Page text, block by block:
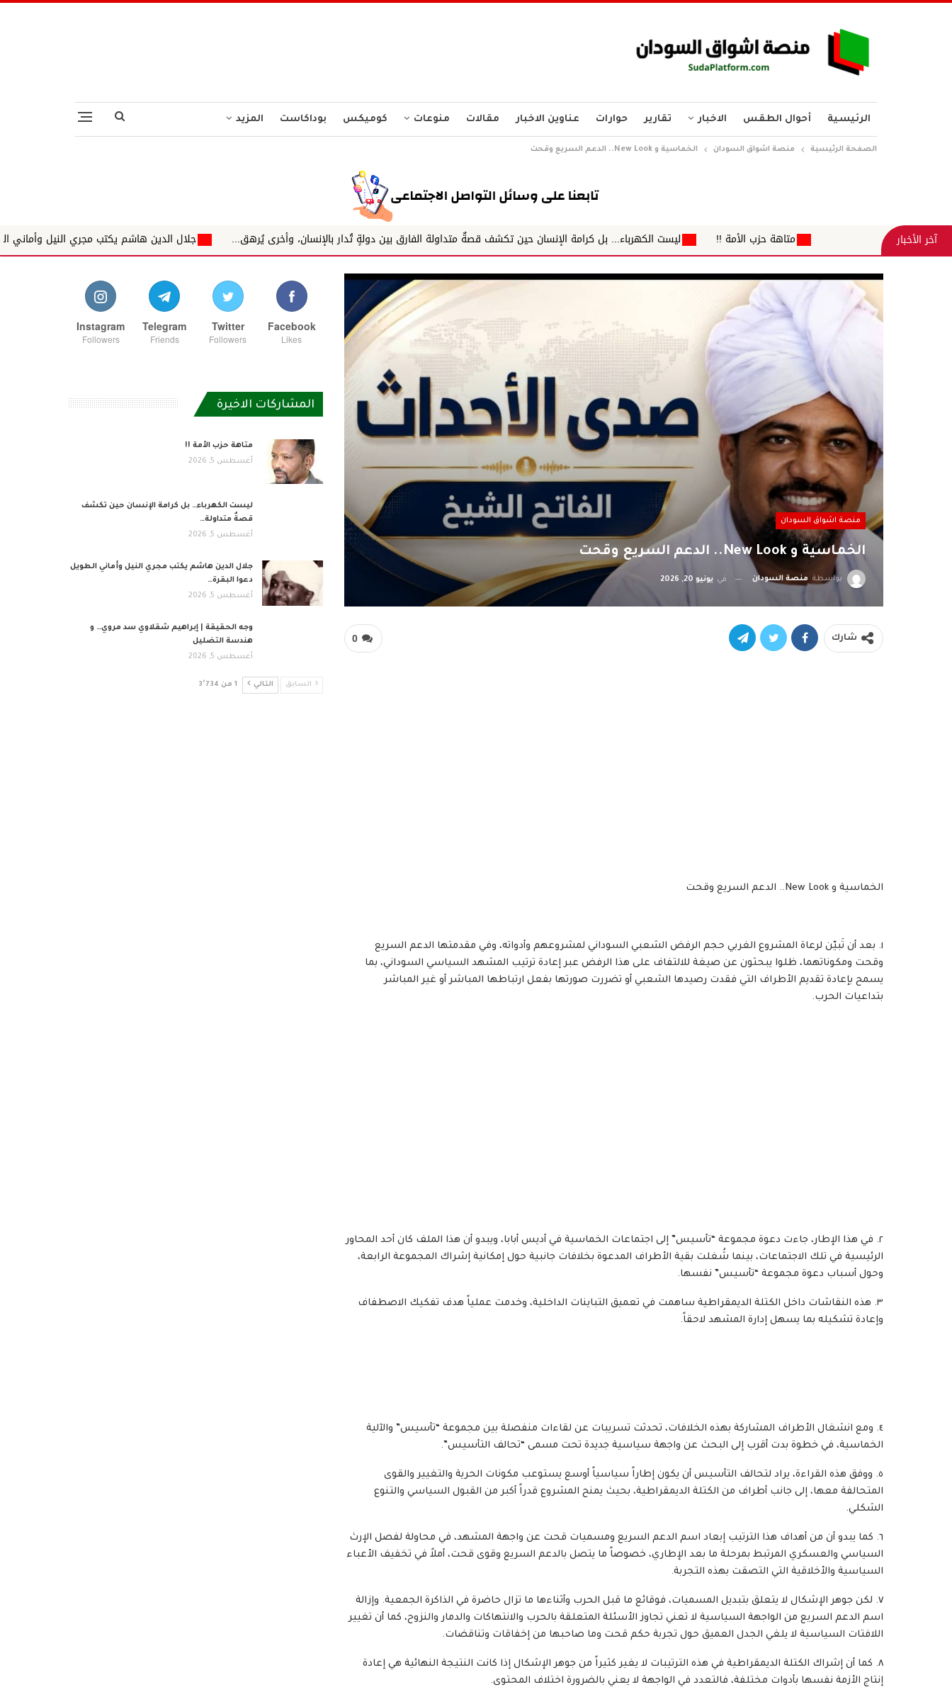
الرئيسية أحوال الطقس الاخبار تقارير حوارات عناوين الاخبار مقالات منوعات كوميكس بوداكاست المزيد
الصفحة الرئيسية منصة اشواق السودان الخماسية و New Look.. الدعم السريع وقحت
آخر الأخبارمتاهة حزب الأمة !! ليست الكهرباء... بل كرامة الإنسان حين تكشف قصةٌ متداولة الفارق بين دولةٍ تُدار بالإنسان، وأخرى يُرهق... جلال الدين هاشم يكتب مجري النيل وأماني الطويل دعوا البقرة تحيا
منصة اشواق السودان
الخماسية و New Look.. الدعم السريع وقحت
بواسطة منصة السودان في يونيو 20, 2026
0 شارك
الخماسية و New Look.. الدعم السريع وقحت
١. بعد أن تَبيّن لرعاة المشروع الغربي حجم الرفض الشعبي السوداني لمشروعهم وأدواته، وفي مقدمتها الدعم السريع
وقحت ومكوناتهما، ظلوا يبحثون عن صيغة للالتفاف على هذا الرفض عبر إعادة ترتيب المشهد السياسي السوداني، بما
يسمح بإعادة تقديم الأطراف التي فقدت رصيدها الشعبي أو تضررت صورتها بفعل ارتباطها المباشر أو غير المباشر
بتداعيات الحرب.
٢. في هذا الإطار، جاءت دعوة مجموعة “تأسيس” إلى اجتماعات الخماسية في أديس أبابا، ويبدو أن هذا الملف كان أحد المحاور
الرئيسية في تلك الاجتماعات، بينما شُغلت بقية الأطراف المدعوة بخلافات جانبية حول إمكانية إشراك المجموعة الرابعة،
وحول أسباب دعوة مجموعة “تأسيس” نفسها.
٣. هذه النقاشات داخل الكتلة الديمقراطية ساهمت في تعميق التباينات الداخلية، وخدمت عملياً هدف تفكيك الاصطفاف
وإعادة تشكيله بما يسهل إدارة المشهد لاحقاً.
٤. ومع انشغال الأطراف المشاركة بهذه الخلافات، تحدثت تسريبات عن لقاءات منفصلة بين مجموعة “تأسيس” والآلية
الخماسية، في خطوة بدت أقرب إلى البحث عن واجهة سياسية جديدة تحت مسمى “تحالف التأسيس”.
٥. ووفق هذه القراءة، يراد لتحالف التأسيس أن يكون إطاراً سياسياً أوسع يستوعب مكونات الحرية والتغيير والقوى
المتحالفة معها، إلى جانب أطراف من الكتلة الديمقراطية، بحيث يمنح المشروع قدراً أكبر من القبول السياسي والتنوع
الشكلي.
٦. كما يبدو أن من أهداف هذا الترتيب إبعاد اسم الدعم السريع ومسميات قحت عن واجهة المشهد، في محاولة لفصل الإرث
السياسي والعسكري المرتبط بمرحلة ما بعد الإطاري، خصوصاً ما يتصل بالدعم السريع وقوى قحت، أملاً في تخفيف الأعباء
السياسية والأخلاقية التي التصقت بهذه التجربة.
٧. لكن جوهر الإشكال لا يتعلق بتبديل المسميات، فوقائع ما قبل الحرب وأثناءها ما تزال حاضرة في الذاكرة الجمعية. وإزالة
اسم الدعم السريع من الواجهة السياسية لا تعني تجاوز الأسئلة المتعلقة بالحرب والانتهاكات والدمار والنزوح، كما أن تغيير
اللافتات السياسية لا يلغي الجدل العميق حول تجربة حكم قحت وما صاحبها من إخفاقات وتناقضات.
٨. كما أن إشراك الكتلة الديمقراطية في هذه الترتيبات لا يغير كثيراً من جوهر الإشكال إذا كانت النتيجة النهائية هي إعادة
إنتاج الأزمة نفسها بأدوات مختلفة، فالتعدد في الواجهة لا يعني بالضرورة اختلاف المحتوى.
Facebook
Likes
Twitter
Followers
Telegram
Friends
Instagram
Followers
المشاركات الاخيرة
متاهة حزب الأمة !!
أغسطس 5, 2026
ليست الكهرباء… بل كرامة الإنسان حين تكشف
قصةٌ متداولة…
أغسطس 5, 2026
جلال الدين هاشم يكتب مجري النيل وأماني الطويل
دعوا البقرة…
أغسطس 5, 2026
وجه الحقيقة | إبراهيم شقلاوي سد مروي… و
هندسة التضليل
أغسطس 5, 2026
السابق التالي 1 من 3٬734